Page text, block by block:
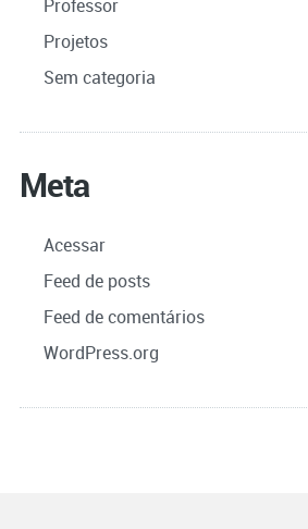
Professor
Projetos
Sem categoria
Meta
Acessar
Feed de posts
Feed de comentários
WordPress.org